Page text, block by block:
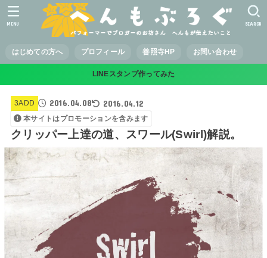
はじめての方へ プロフィール 善照寺HP お問い合わせ
SEARCH
MENU
LINEスタンプ作ってみた
3ADD 2016.04.08 2016.04.12
本サイトはプロモーションを含みます
クリッパー上達の道、スワール(Swirl)解説。